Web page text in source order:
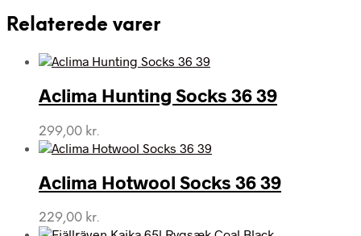
Relaterede varer
Aclima Hunting Socks 36 39
299,00 kr.
Aclima Hotwool Socks 36 39
229,00 kr.